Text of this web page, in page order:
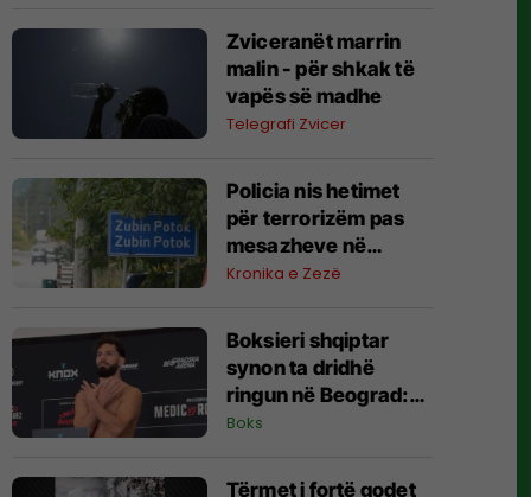
Zviceranët marrin
malin - për shkak të
vapës së madhe
Telegrafi Zvicer
Policia nis hetimet
për terrorizëm pas
mesazheve në
Zubin-Potok
Kronika e Zezë
Boksieri shqiptar
synon ta dridhë
ringun në Beograd:
Jam gati, Zoti e
Boks
Tërmet i fortë godet